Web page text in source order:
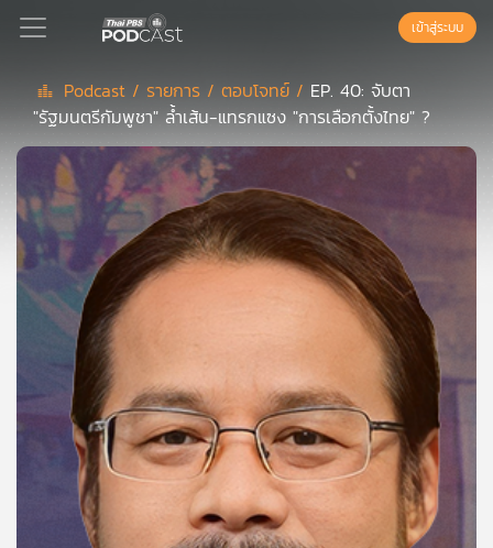
Podcast
เพล
ย์
ลิ
สต์
แนะนำ
ย์
เข้าสู่ระบบ
Podcast / รายการ /ตอบโจทย์ / EP. 40: จับตา
"รัฐมนตรีกัมพูชา" ล้ำเส้น-แทรกแซง "การเลือกตั้งไทย" ?